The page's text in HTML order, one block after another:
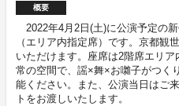
概要
2022年4月2日(土)に公演予定の
（エリア内指定席）です。京都観
いただけます。座席は2階席エリ
常の空間で、謡×舞×お囃子がつく
能ください。また、公演当日はご
トをお渡しいたします。